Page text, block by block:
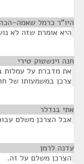
היו"ר כרמל שאמה-
היא אומרת שזה לא
חנה וינשטוק טירי
את מדברת על עמלות
צרכן במשמעותו של
אתי בנדלר
אבל הצרכן משלם
עדנה לרמן
הצרכן משלם על זה.